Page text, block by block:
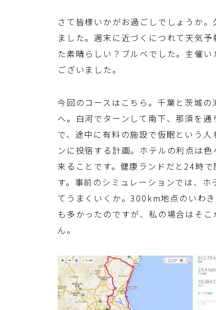
さて皆様いかがお過ごしでしょうか
ました。週末に近づくにつれて天気
た素晴らしい？ブルベでした。主催
ございました。
今回のコースはこちら。千葉と茨城
へ。白河でターンして南下、那須を
で、途中に有料の施設で仮眠という
ンに投宿する計画。ホテルの利点は
来ることです。健康ランドだと24時
す。事前のシミュレーションでは、
てうまくいくか。300km地点のいわ
も多かったのですが、私の場合はそ
ん。